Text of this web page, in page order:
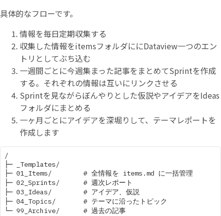
具体的なフローです。
情報を毎日定期収集する
収集した情報をitemsフォルダににDataview一つのエン
トリとしてぶち込む
一週間ごとに今週集まった記事をまとめてSprintを作成
する。それぞれの情報は互いにリンクさせる
Sprintを見ながらぼんやりとした仮説やアイデアをIdeas
フォルダにまとめる
一ヶ月ごとにアイデアを深堀りして、テーマレポートを
作成します
/
├─ _Templates/
├─ 01_Items/        # 全情報を items.md に一括管理
├─ 02_Sprints/      # 週次レポート
├─ 03_Ideas/        # アイデア、仮説
├─ 04_Topics/       # テーマに沿ったトピック
└─ 99_Archive/      # 過去の記事